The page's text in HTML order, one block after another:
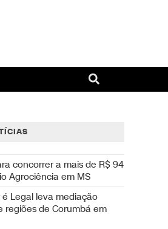
concorrer a mais de R$ 94
Agrociência em MS
Legal leva mediação
regiões de Corumbá em